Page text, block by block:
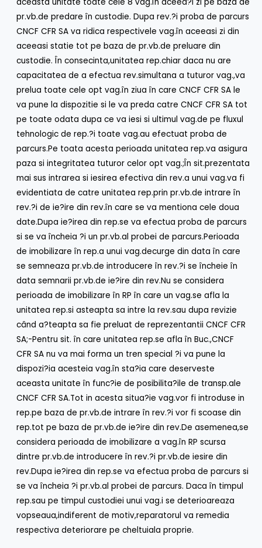
pr.vb.de predare în custodie. Dupa rev.?i proba de parcurs
CNCF CFR SA va ridica respectivele vag.în aceeasi zi din
aceeasi statie tot pe baza de pr.vb.de preluare din
custodie. În consecinta,unitatea rep.chiar daca nu are
capacitatea de a efectua rev.simultana a tuturor vag.,va
prelua toate cele opt vag.în ziua în care CNCF CFR SA le
va pune la dispozitie si le va preda catre CNCF CFR SA tot
pe toate odata dupa ce va iesi si ultimul vag.de pe fluxul
tehnologic de rep.?i toate vag.au efectuat proba de
parcurs.Pe toata acesta perioada unitatea rep.va asigura
paza si integritatea tuturor celor opt vag.;În sit.prezentata
mai sus intrarea si iesirea efectiva din rev.a unui vag.va fi
evidentiata de catre unitatea rep.prin pr.vb.de intrare în
rev.?i de ie?ire din rev.în care se va mentiona cele doua
date.Dupa ie?irea din rep.se va efectua proba de parcurs
si se va încheia ?i un pr.vb.al probei de parcurs.Perioada
de imobilizare în rep.a unui vag.decurge din data în care
se semneaza pr.vb.de introducere în rev.?i se încheie în
data semnarii pr.vb.de ie?ire din rev.Nu se considera
perioada de imobilizare în RP în care un vag.se afla la
unitatea rep.si asteapta sa intre la rev.sau dupa revizie
când a?teapta sa fie preluat de reprezentantii CNCF CFR
SA;-Pentru sit. în care unitatea rep.se afla în Buc.,CNCF
CFR SA nu va mai forma un tren special ?i va pune la
dispozi?ia acesteia vag.în sta?ia care deserveste
aceasta unitate în func?ie de posibilita?ile de transp.ale
CNCF CFR SA.Tot in acesta situa?ie vag.vor fi introduse in
rep.pe baza de pr.vb.de intrare în rev.?i vor fi scoase din
rep.tot pe baza de pr.vb.de ie?ire din rev.De asemenea,se
considera perioada de imobilizare a vag.în RP scursa
dintre pr.vb.de introducere în rev.?i pr.vb.de iesire din
rev.Dupa ie?irea din rep.se va efectua proba de parcurs si
se va încheia ?i pr.vb.al probei de parcurs. Daca în timpul
rep.sau pe timpul custodiei unui vag.i se deterioareaza
vopseaua,indiferent de motiv,reparatorul va remedia
respectiva deteriorare pe cheltuiala proprie.